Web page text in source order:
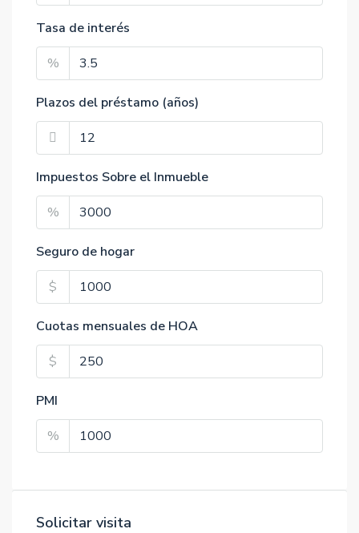
Tasa de interés
%
Plazos del préstamo (años)
Impuestos Sobre el Inmueble
%
Seguro de hogar
$
Cuotas mensuales de HOA
$
PMI
%
Solicitar visita